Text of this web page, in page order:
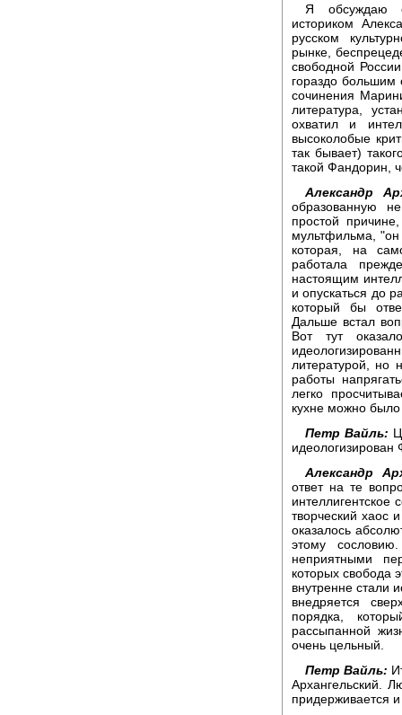
Я обсуждаю
историком
русском
рынке,
свободной
гораздо большим
сочинения
литература,
охватил и
высоколобые
так бывает)
такой Фандорин,
Александр
образованную
простой
мультфильма, "он
которая, на
работала
настоящим
и опускаться до
который бы
Дальше встал
Вот тут
литературой, но
работы
легко
кухне можно
Петр Вайль:
идеологизирован
Александр
ответ на те
интеллигентское
творческий хаос
оказалось
этому
неприятными
которых свобода
внутренне стали
внедряется
порядка,
рассыпанной
очень цельный.
Петр Вайль:
Архангельский.
придерживается